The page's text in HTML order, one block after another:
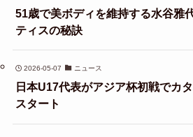
51歳で美ボディを維持する水谷雅
ティスの秘訣
2026-05-07 ニュース
日本U17代表がアジア杯初戦でカ
スタート